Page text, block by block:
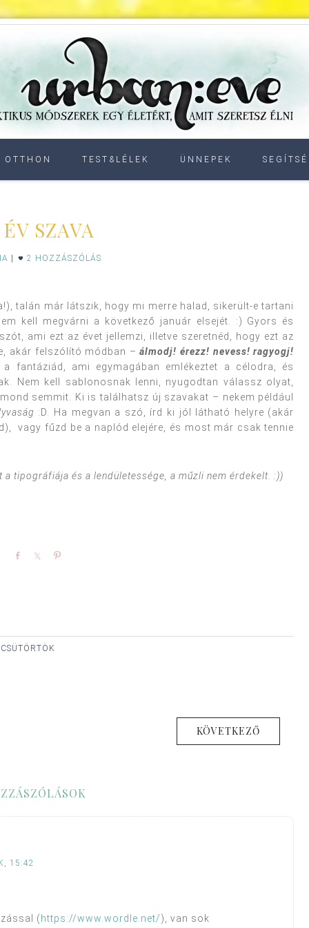
OTTHON TEST&LÉLEK ÜNNEPEK
SZAVA
2 HOZZÁSZÓLÁS
talán már látszik, hogy mi merre halad, sikerült-e tartani
kell megvárni a következő január elsejét. :) Gyors és
ami ezt az évet jellemzi, illetve szeretnéd, hogy ezt az
akár felszólító módban –álmodj! érezz! nevess! ragyogj!
fantáziád, ami egymagában emlékeztet a célodra, és
Nem kell sablonosnak lenni, nyugodtan válassz olyat,
semmit. Ki is találhatsz új szavakat – nekem például
:D. Ha megvan a szó, írd ki jól látható helyre (akár
vagy fűzd be a naplód elejére, és most már csak tennie
tipográfiája és a lendületessége, a műzli nem érdekelt. :))
Share Share
KÖVETKEZŐ
15:42
( https://www.wordle.net/), van sok